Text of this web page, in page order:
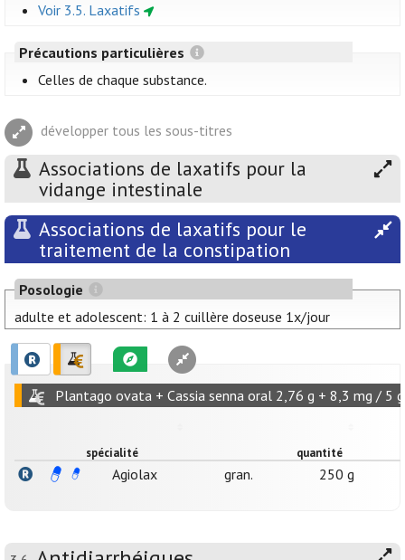
Voir 3.5. Laxatifs
Précautions particulières
Celles de chaque substance.
développer tous les sous-titres
Associations de laxatifs pour la
vidange intestinale
Associations de laxatifs pour le
traitement de la constipation
Posologie
adulte et adolescent: 1 à 2 cuillère doseuse 1x/jour
Plantago ovata + Cassia senna oral 2,76 g + 8,3 mg / 5 g
spécialité quantité
Agiolax gran. 250 g